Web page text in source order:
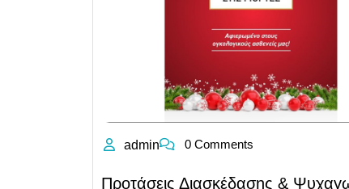
admin 0 Comments
Προτάσεις Διασκέδασης &